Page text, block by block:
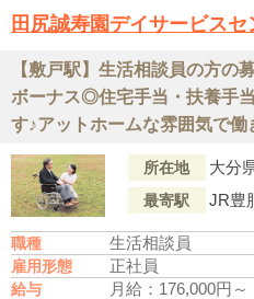
田尻誠寿園デイサービスセ
【敷戸駅】生活相談員の方の
ボーナス◎住宅手当・扶養手
す♪アットホームな雰囲気で
所在地 大分
最寄駅 JR豊
職種 生活相談員
雇用形態 正社員
給与 月給：176,000円～